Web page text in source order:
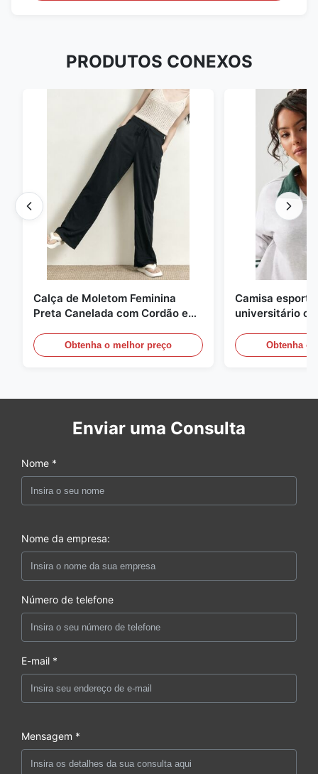
PRODUTOS CONEXOS
Calça de Moletom Feminina
Preta Canelada com Cordão e
Obtenha o melhor preço
Camisa
universitário
Obtenha o
Enviar uma Consulta
Nome *
Nome da empresa:
Número de telefone
E-mail *
Mensagem *